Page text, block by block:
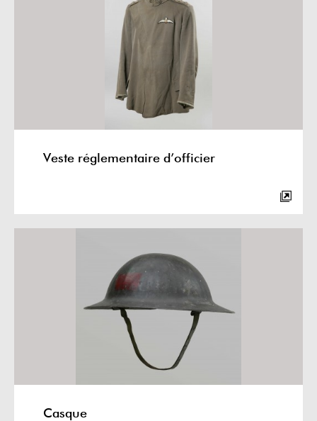
Veste réglementaire d’officier
Casque